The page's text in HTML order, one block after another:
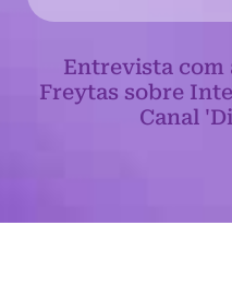
Entrevista com
Freytas sobre
Canal